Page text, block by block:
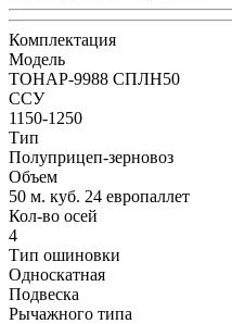
Комплектация
Модель
ТОНАР-9988 СПЛН50
ССУ
1150-1250
Тип
Полуприцеп-зерновоз
Объем
50 м. куб. 24 европаллет
Кол-во осей
4
Тип ошиновки
Односкатная
Подвеска
Рычажного типа